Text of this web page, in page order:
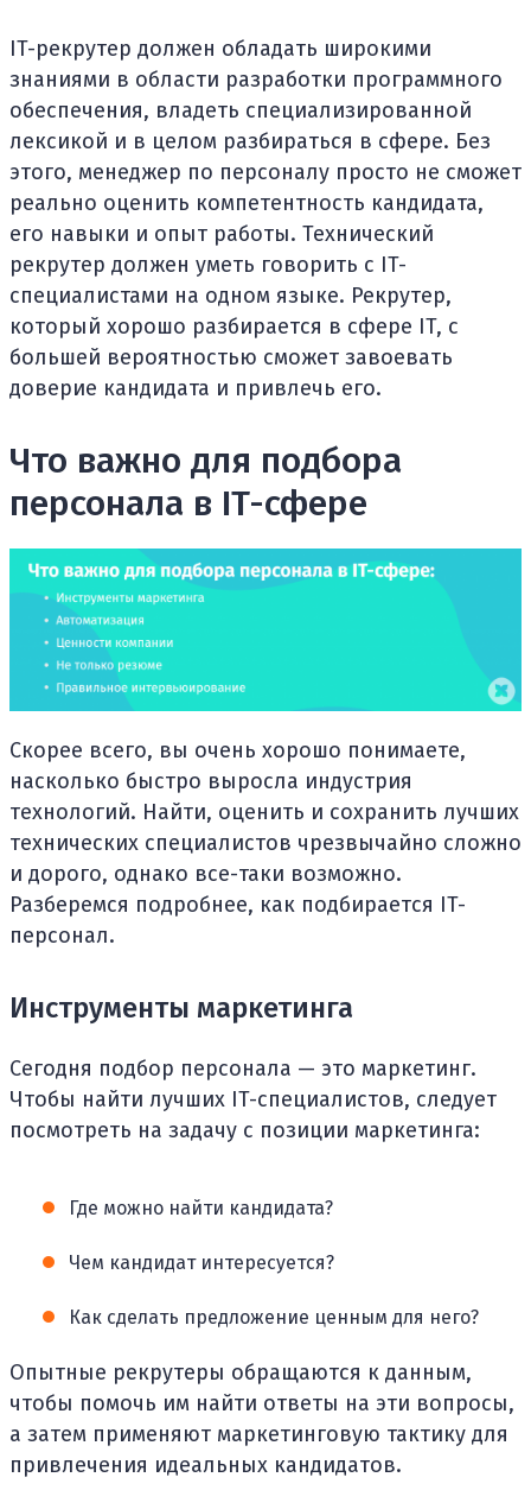
IT-рекрутер должен обладать широкими
знаниями в области разработки программного
обеспечения, владеть специализированной
лексикой и в целом разбираться в сфере. Без
этого, менеджер по персоналу просто не сможет
реально оценить компетентность кандидата,
его навыки и опыт работы. Технический
рекрутер должен уметь говорить с IT-
специалистами на одном языке. Рекрутер,
который хорошо разбирается в сфере IT, с
большей вероятностью сможет завоевать
доверие кандидата и привлечь его.
Что важно для подбора
персонала в IT-сфере
Скорее всего, вы очень хорошо понимаете,
насколько быстро выросла индустрия
технологий. Найти, оценить и сохранить лучших
технических специалистов чрезвычайно сложно
и дорого, однако все-таки возможно.
Разберемся подробнее, как подбирается IT-
персонал.
Инструменты маркетинга
Сегодня подбор персонала — это маркетинг.
Чтобы найти лучших IT-специалистов, следует
посмотреть на задачу с позиции маркетинга:
Где можно найти кандидата?
Чем кандидат интересуется?
Как сделать предложение ценным для него?
Опытные рекрутеры обращаются к данным,
чтобы помочь им найти ответы на эти вопросы,
а затем применяют маркетинговую тактику для
привлечения идеальных кандидатов.